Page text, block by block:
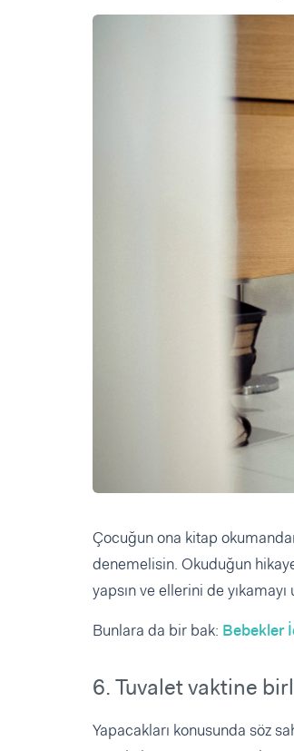
Çocuğun ona kitap
denemelisin. Okuduğun
yapsın ve ellerini de
Bunlara da bir bak: Bebekler
6. Tuvalet vaktine
Yapacakları konusunda söz